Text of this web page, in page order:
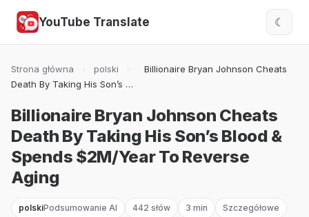
YouTube Translate ☾
Strona główna polski
Billionaire Bryan Johnson Cheats
Death By Taking His Son’s …
Billionaire Bryan Johnson Cheats
Death By Taking His Son’s Blood &
Spends $2M/Year To Reverse
Aging
polskiPodsumowanie AI 442 słów 3 min Szczegółowe